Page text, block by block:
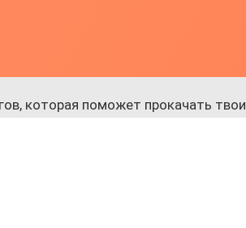
которая поможет прокачать твои